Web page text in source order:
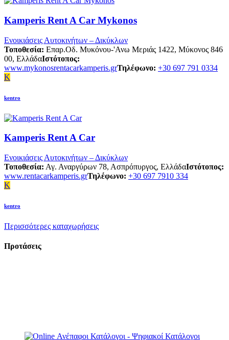
Kamperis Rent A Car Mykonos
Ενοικιάσεις Αυτοκινήτων – Δικύκλων
Τοποθεσία: Επαρ.Οδ. Μυκόνου-'Ανω Μεριάς 1422, Μύκονος 846
00, ΕλλάδαΙστότοπος:
www.mykonosrentacarkamperis.grΤηλέφωνο: +30 697 791 0334
K
kentro
Kamperis Rent A Car
Ενοικιάσεις Αυτοκινήτων – Δικύκλων
Τοποθεσία: Αγ. Αναργύρων 78, Ασπρόπυργος, ΕλλάδαΙστότοπος:
www.rentacarkamperis.grΤηλέφωνο: +30 697 7910 334
K
kentro
Περισσότερες καταχωρήσεις
Προτάσεις